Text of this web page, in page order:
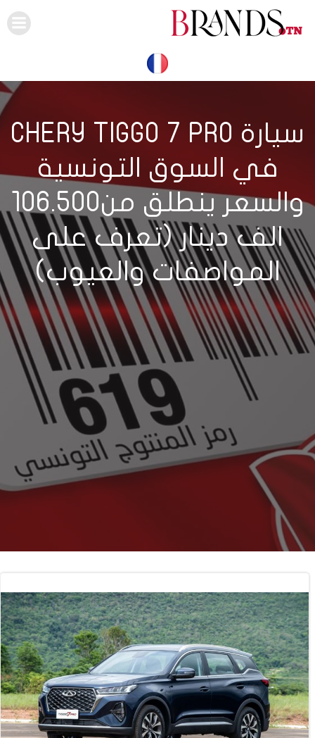
سيارة CHERY TIGGO 7 PRO
في السوق التونسية
والسعر ينطلق من106.500
الف دينار (تعرف على
المواصفات والعيوب)